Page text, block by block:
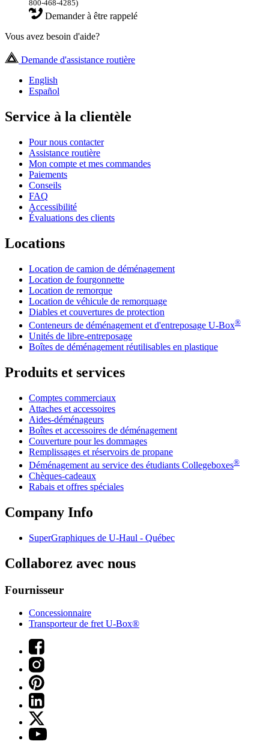
800-468-4285)
Demander à être rappelé
Vous avez besoin d'aide?
Demande d'assistance routière
English
Español
Service à la clientèle
Pour nous contacter
Assistance routière
Mon compte et mes commandes
Paiements
Conseils
FAQ
Accessibilité
Évaluations des clients
Locations
Location de camion de déménagement
Location de fourgonnette
Location de remorque
Location de véhicule de remorquage
Diables et couvertures de protection
Conteneurs de déménagement et d'entreposage U-Box®
Unités de libre-entreposage
Boîtes de déménagement réutilisables en plastique
Produits et services
Comptes commerciaux
Attaches et accessoires
Aides-déménageurs
Boîtes et accessoires de déménagement
Couverture pour les dommages
Remplissages et réservoirs de propane
Déménagement au service des étudiants Collegeboxes®
Chèques-cadeaux
Rabais et offres spéciales
Company Info
SuperGraphiques de U-Haul - Québec
Collaborez avec nous
Fournisseur
Concessionnaire
Transporteur de fret U-Box®